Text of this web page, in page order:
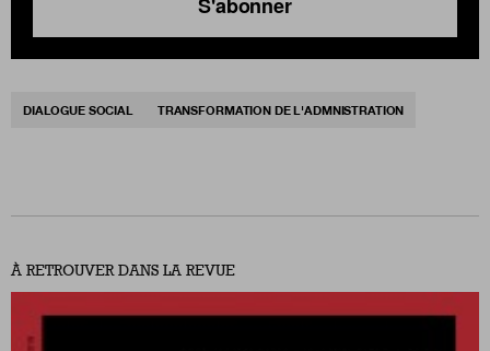
DIALOGUE SOCIAL TRANSFORMATION DE L'ADMNISTRATION
À RETROUVER DANS LA REVUE